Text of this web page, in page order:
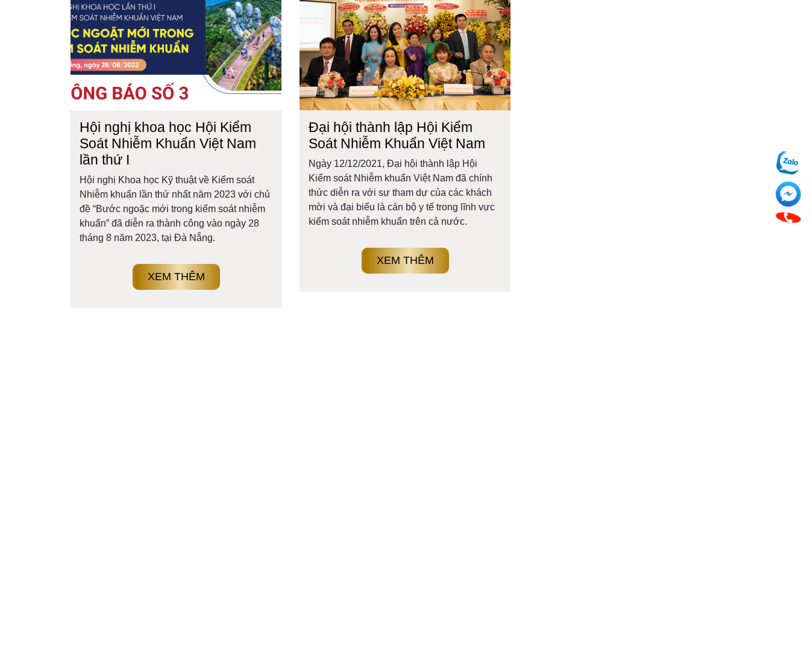
Hội nghị khoa học Hội Kiểm
Soát Nhiễm Khuẩn Việt Nam
lần thứ I
Hội nghị Khoa học Kỹ thuật về Kiểm soát
Nhiễm khuẩn lần thứ nhất năm 2023 với chủ
đề “Bước ngoặc mới trong kiểm soát nhiễm
khuẩn” đã diễn ra thành công vào ngày 28
tháng 8 năm 2023, tại Đà Nẵng.
XEM THÊM
Đại hội thành lập Hội Kiểm
Soát Nhiễm Khuẩn Việt Nam
Ngày 12/12/2021, Đại hội thành lập Hội
Kiểm soát Nhiễm khuẩn Việt Nam đã chính
thức diễn ra với sự tham dự của các khách
mời và đại biểu là cán bộ y tế trong lĩnh vực
kiểm soát nhiễm khuẩn trên cả nước.
XEM THÊM